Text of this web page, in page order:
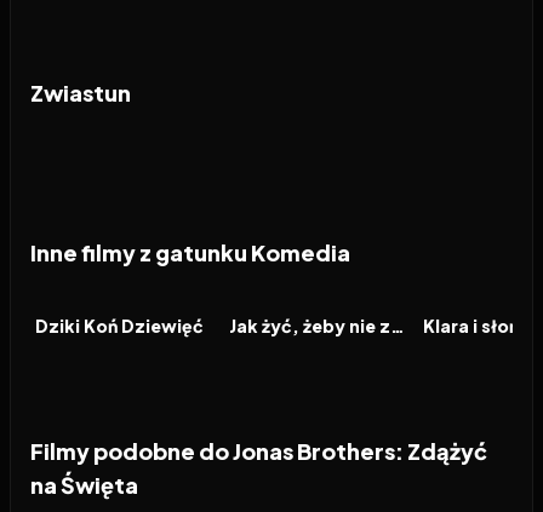
Zwiastun
Inne filmy z gatunku Komedia
FILM
Dziki Koń Dziewięć FILM Jak żyć, żeby nie zwariować FILM
Klara i słońce
Filmy podobne do Jonas Brothers: Zdążyć
na Święta